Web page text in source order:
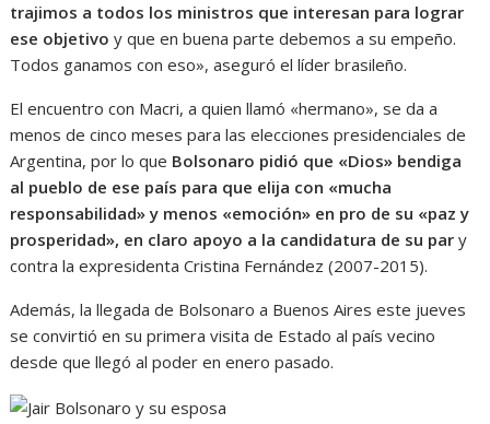
trajimos a todos los ministros que interesan para lograr
ese objetivo y que en buena parte debemos a su empeño.
Todos ganamos con eso», aseguró el líder brasileño.
El encuentro con Macri, a quien llamó «hermano», se da a
menos de cinco meses para las elecciones presidenciales de
Argentina, por lo que Bolsonaro pidió que «Dios» bendiga
al pueblo de ese país para que elija con «mucha
responsabilidad» y menos «emoción» en pro de su «paz y
prosperidad», en claro apoyo a la candidatura de su par y
contra la expresidenta Cristina Fernández (2007-2015).
Además, la llegada de Bolsonaro a Buenos Aires este jueves
se convirtió en su primera visita de Estado al país vecino
desde que llegó al poder en enero pasado.